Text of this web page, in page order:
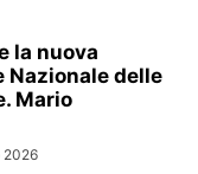
la nuova
Nazionale delle
Mario
2026